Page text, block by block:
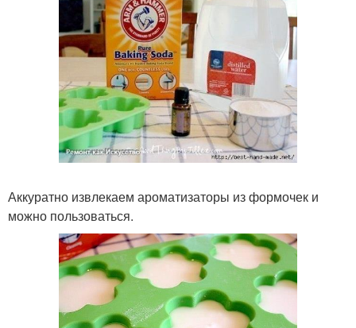
Аккуратно извлекаем ароматизаторы из формочек и
можно пользоваться.